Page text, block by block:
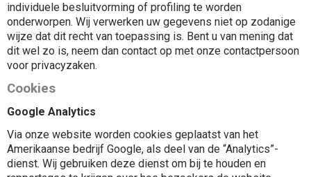
individuele besluitvorming of profiling te worden
onderworpen. Wij verwerken uw gegevens niet op zodanige
wijze dat dit recht van toepassing is. Bent u van mening dat
dit wel zo is, neem dan contact op met onze contactpersoon
voor privacyzaken.
Cookies
Google Analytics
Via onze website worden cookies geplaatst van het
Amerikaanse bedrijf Google, als deel van de “Analytics”-
dienst. Wij gebruiken deze dienst om bij te houden en